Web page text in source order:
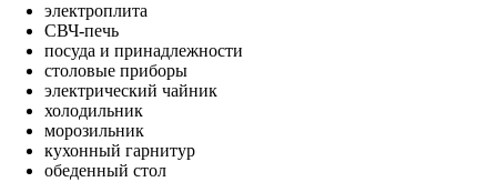
электроплита
СВЧ-печь
посуда и принадлежности
столовые приборы
электрический чайник
холодильник
морозильник
кухонный гарнитур
обеденный стол